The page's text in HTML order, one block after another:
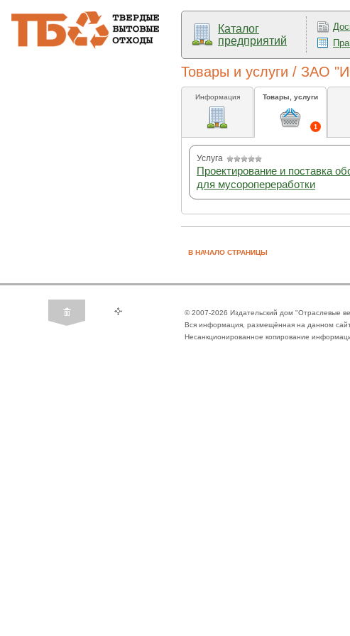
Каталог
предприятий
Товары и услуги / ЗАО
Информация
1
Товары, услуги
Услуга
Проектирование и поставка
для мусоропереработки
В НАЧАЛО СТРАНИЦЫ
© 2007-2026 Издательский дом "Отраслевые
Вся информация, размещённая на данном
Несанкционированное копирование